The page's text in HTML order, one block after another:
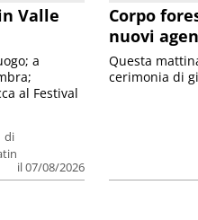
Valle
di
il 07/08/2026
a
al Festival
Corpo
nuovi
Questa
cerimonia di